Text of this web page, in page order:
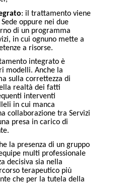
: il trattamento viene
oppure nei due
di un programma
in cui ognuno mette a
a risorse.
integrato è
modelli. Anche la
sulla correttezza di
realtà dei fatti
interventi
in cui manca
collaborazione tra Servizi
presa in carico di
la presenza di un gruppo
multi professionale
decisiva sia nella
terapeutico più
che per la tutela della